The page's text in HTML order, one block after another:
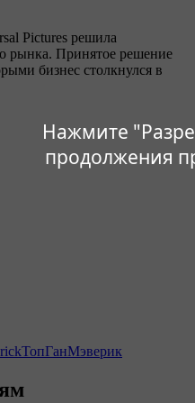
Нажмите
продолжения
Pictures решила
рынка. Принятое решение
бизнес столкнулся в
ТопГанМэверик